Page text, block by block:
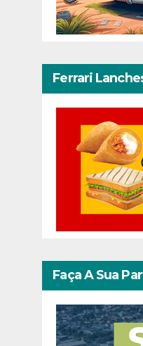
Ferrari
Faça A Sua